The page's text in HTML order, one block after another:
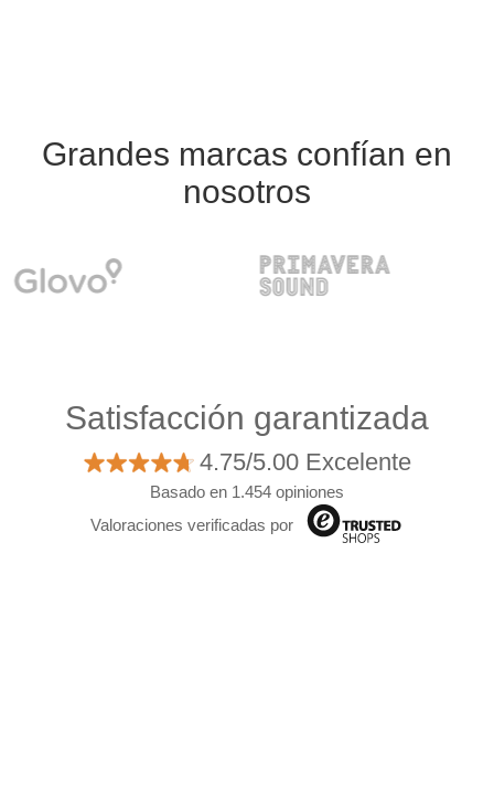
Grandes marcas confían en
nosotros
Satisfacción garantizada
4.75/5.00 Excelente
Basado en 1.454 opiniones
Valoraciones verificadas por